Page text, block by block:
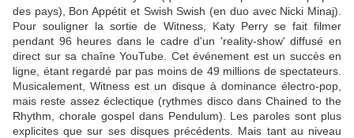
des pays), Bon Appétit et Swish Swish (en duo avec Nicki Minaj).
Pour souligner la sortie de Witness, Katy Perry se fait filmer
pendant 96 heures dans le cadre d'un 'reality-show' diffusé en
direct sur sa chaîne YouTube. Cet événement est un succès en
ligne, étant regardé par pas moins de 49 millions de spectateurs.
Musicalement, Witness est un disque à dominance électro-pop,
mais reste assez éclectique (rythmes disco dans Chained to the
Rhythm, chorale gospel dans Pendulum). Les paroles sont plus
explicites que sur ses disques précédents. Mais tant au niveau